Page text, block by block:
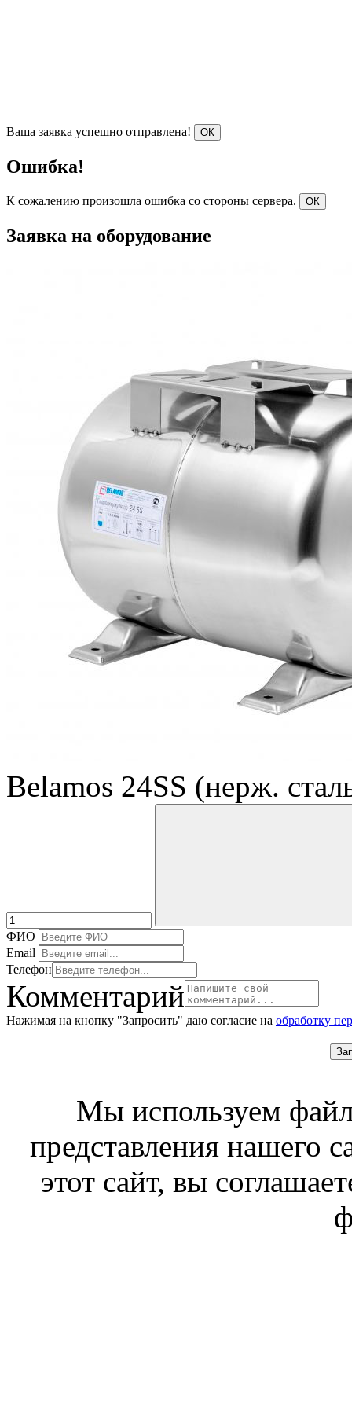
Ваша заявка успешно отправлена! ОК
Ошибка!
К сожалению произошла ошибка со стороны сервера. ОК
Заявка на оборудование
Belamos 24SS (нерж.
ФИО
Email
Телефон
Комментарий
Нажимая на кнопку "Запросить" даю согласие на обработку
Мы используем
представления нашего
этот сайт, вы